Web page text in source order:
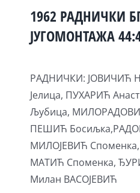
1962 РАДНИЧКИ
ЈУГОМОНТАЖА
РАДНИЧКИ: ЈОВИЧИЋ
Јелица, ПУХАРИЋ
Љубица,
ПЕШИЋ
МИЛОЈЕВИЋ
МАТИЋ Споменка,
Милан ВАСОЈЕВИЋ